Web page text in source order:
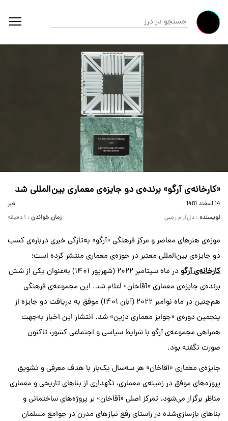
«کارخانه‌ی آرگو» برنده‌ی دو جایزه‌ی معماری بین‌المللی شد
14 اسفند 1401
خبر
نویسنده : دل‌آرام رجبی زمان خواندن : ۱ دقیقه
موزه‌ی هنرهای معاصر و مرکز فرهنگی «آرگو» به‌تازگی خبری درباره‌ی کسب
دو جایزه‌ی بین‌المللی معتبر در حوزه‌ی معماری منتشر کرده است؛
کارخانه‌ی آرگو
در ماه سپتامبر ۲۰۲۲ (شهریور ۱۴۰۱) به‌عنوان یکی از شش
برنده‌ی جایزه‌ی معماری «آقاخان» اعلام شد. این مجموعه‌ی فرهنگی
هم‌چنین در ماه نوامبر ۲۰۲۲ (آبان ۱۴۰۱) موفق به دریافت دو جایزه از
پنجمین دوره‌ی «جوایز معماری دزین» شد. انتشار این اخبار به‌جهت
همراهی مجموعه‌ی آرگو با شرایط سیاسی و اجتماعی کشور، تاکنون
صورت نگفته بود.
جایزه‌ی معماری «آقاخان» هر سه‌سال یک‌بار با هدف معرفی و تشویق
پروژه‌های موفق در زمینه‌ی معماری، نگهداری از بناهای تاریخی و معماری
مناظر برگزار می‌شود. تمرکز اصلی «آقاخان» بر پروژه‌های ساختمانی و
بناهای بازسازی‌شده‌ در راستای رفع نیازهای مدرن در جوامع مسلمان